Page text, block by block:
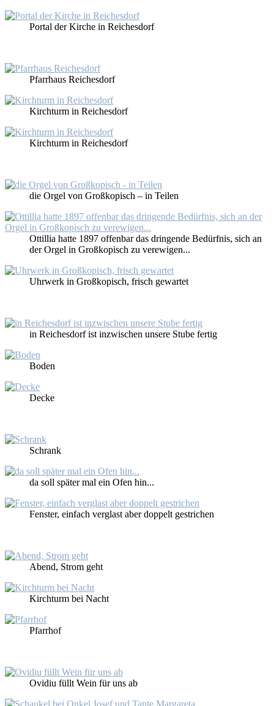
Por­tal der Kir­che in Rei­ches­dorf
Pfarr­haus Rei­ches­dorf
Kirch­turm in Rei­ches­dorf
Kirch­turm in Rei­ches­dorf
die Or­gel von Großko­pisch – in Tei­len
Ot­til­lia hat­te 1897 of­fen­bar das drin­gen­de Be­dürf­nis, sich an
der Or­gel in Großko­pisch zu ver­ewi­gen...
Uhr­werk in Großko­pisch, frisch ge­war­tet
in Rei­ches­dorf ist in­zwi­schen un­se­re Stu­be fer­tig
Bo­den
De­cke
Schrank
da soll spä­ter mal ein Ofen hin...
Fens­ter, ein­fach ver­glast aber dop­pelt ge­stri­chen
Abend, Strom geht
Kirch­turm bei Nacht
Pfarr­hof
Ovi­diu füllt Wein für uns ab